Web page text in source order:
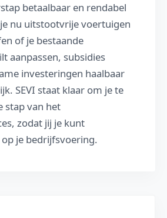
betaalbaar en rendabel
nu uitstootvrije voertuigen
of je bestaande
aanpassen, subsidies
investeringen haalbaar
SEVI staat klaar om je te
stap van het
zodat jij je kunt
je bedrijfsvoering.